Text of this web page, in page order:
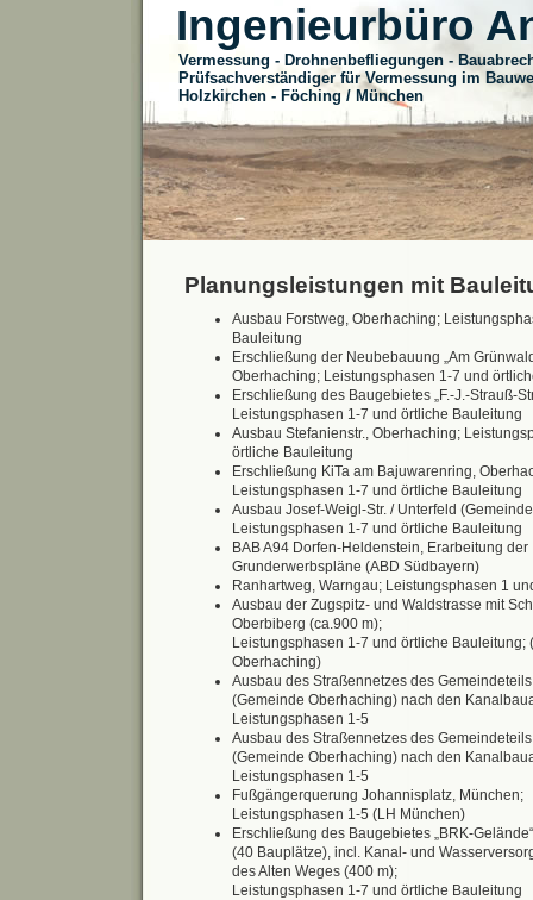
Ingenieurbüro
Vermessung - Drohnenbefliegungen -
Prüfsachverständiger für Vermessung im
Holzkirchen - Föching / München
Planungsleistungen mit
Ausbau Forstweg, Oberhaching;
Bauleitung
Erschließung der Neubebauung „Am
Oberhaching; Leistungsphasen 1-7 und
Erschließung des Baugebietes „F.-J.-Strauß-
Leistungsphasen 1-7 und örtliche Bauleitung
Ausbau Stefanienstr., Oberhaching;
örtliche Bauleitung
Erschließung KiTa am Bajuwarenring,
Leistungsphasen 1-7 und örtliche Bauleitung
Ausbau Josef-Weigl-Str. / Unterfeld
Leistungsphasen 1-7 und örtliche Bauleitung
BAB A94 Dorfen-Heldenstein, Erarbeitung der
Grunderwerbspläne (ABD Südbayern)
Ranhartweg, Warngau; Leistungsphasen 1
Ausbau der Zugspitz- und Waldstrasse mit
Oberbiberg (ca.900 m);
Leistungsphasen 1-7 und örtliche Bauleitung;
Oberhaching)
Ausbau des Straßennetzes des
(Gemeinde Oberhaching) nach den
Leistungsphasen 1-5
Ausbau des Straßennetzes des
(Gemeinde Oberhaching) nach den
Leistungsphasen 1-5
Fußgängerquerung Johannisplatz, München;
Leistungsphasen 1-5 (LH München)
Erschließung des Baugebietes „BRK-
(40 Bauplätze), incl. Kanal- und
des Alten Weges (400 m);
Leistungsphasen 1-7 und örtliche Bauleitung